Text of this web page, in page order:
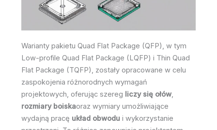
Warianty pakietu Quad Flat Package (QFP), w tym
Low-profile Quad Flat Package (LQFP) i Thin Quad
Flat Package (TQFP), zostały opracowane w celu
zaspokojenia różnorodnych wymagań
projektowych, oferując szereg liczy się ołów,
rozmiary boiskaoraz wymiary umożliwiające
wydajną pracę układ obwodu i wykorzystanie